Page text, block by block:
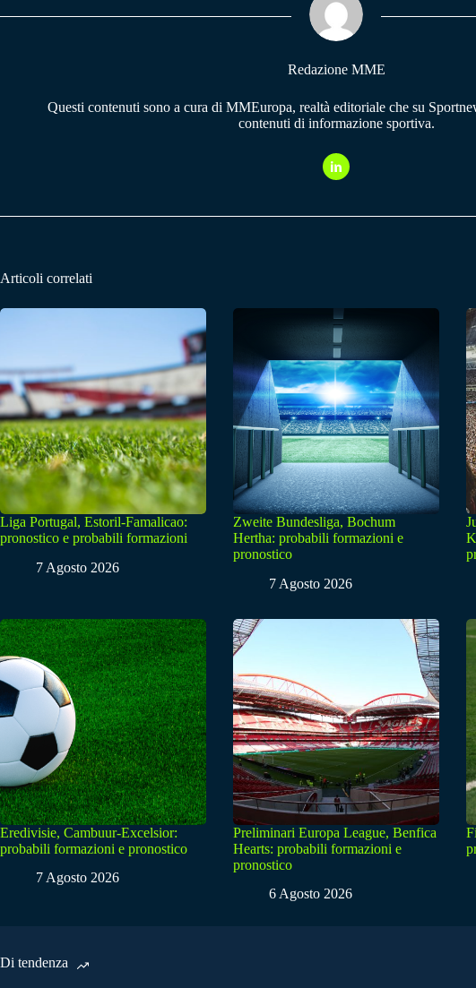
pp m
Redazione MME
Questi contenuti sono a cura di MMEuropa, realtà editoriale che su
contenuti di informazione sportiva.
Articoli correlati
Liga Portugal, Estoril-Famalicao:
pronostico e probabili formazioni
7 Agosto 2026
Zweite Bundesliga, Bochum
Hertha: probabili formazioni e
pronostico
7 Agosto 2026
Eredivisie, Cambuur-Excelsior:
probabili formazioni e pronostico
7 Agosto 2026
Preliminari Europa League, Benfica
Hearts: probabili formazioni e
pronostico
6 Agosto 2026
Di tendenza